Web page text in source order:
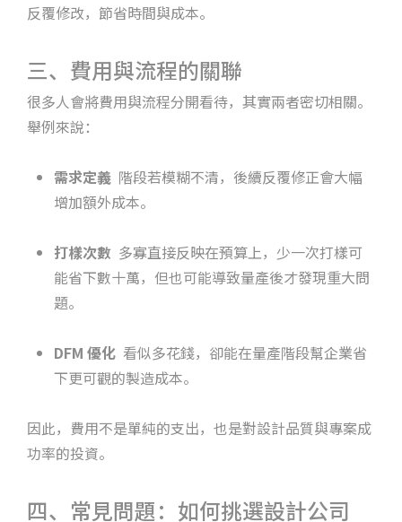
反覆修改，節省時間與成本。
三、費用與流程的關聯
很多人會將費用與流程分開看待，其實兩者密切相關。
舉例來說：
需求定義 階段若模糊不清，後續反覆修正會大幅
增加額外成本。
打樣次數 多寡直接反映在預算上，少一次打樣可
能省下數十萬，但也可能導致量產後才發現重大問
題。
DFM 優化 看似多花錢，卻能在量產階段幫企業省
下更可觀的製造成本。
因此，費用不是單純的支出，也是對設計品質與專案成
功率的投資。
四、常見問題：如何挑選設計公司